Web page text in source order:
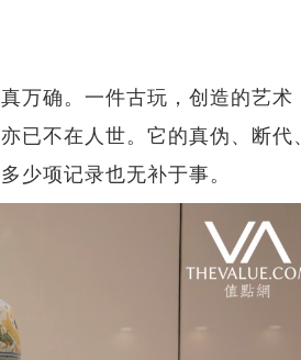
万确。一件古玩，创造的艺术
已不在人世。它的真伪、断代、
少项记录也无补于事。